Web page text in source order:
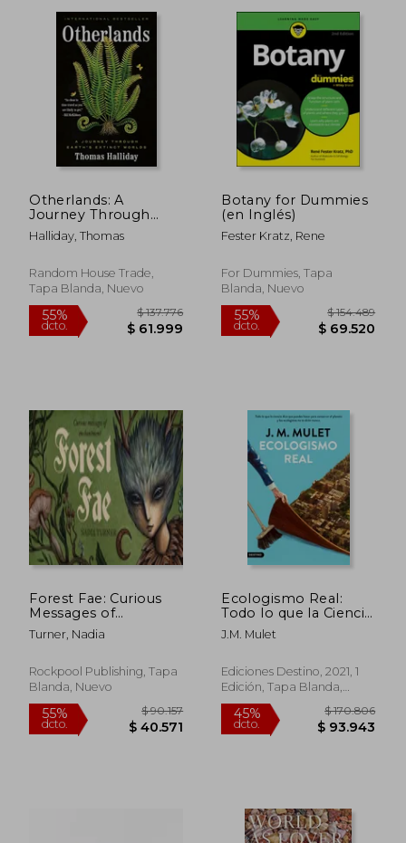
45%
dcto.
$ 83.941
$ 46.168
45%
dcto.
Otherlands: A
Journey Through
Earth's Extinct Worlds
(en Inglés)
Halliday, Thomas
Random House Trade,
Tapa Blanda, Nuevo
Botany for Dummies
(en Inglés)
Fester Kratz, Rene
For Dummies, Tapa
Blanda, Nuevo
Forest Fae: Curious
Messages of
Enchantment (en
Inglés)
Turner, Nadia
Rockpool Publishing, Tapa
Blanda, Nuevo
Ecologismo Real:
Todo lo que la Ciencia
Dice que Puedes
Hacer Para Conservar
Ecologistas no te
Dirán Nunca
J.M. Mulet
Ediciones Destino, 2021, 1
Edición, Tapa Blanda,
Nuevo